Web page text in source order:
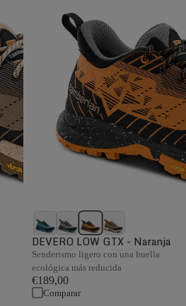
DEVERO LOW GTX - Naranja
Senderismo ligero con una huella
ecológica más reducida
€189,00
Comparar